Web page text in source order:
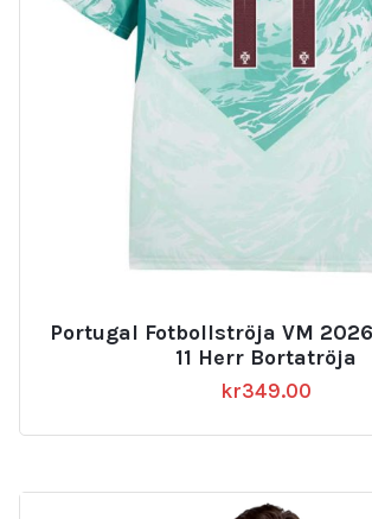
Portugal Fotbollströja VM
11 Herr Bortatröja
kr349.00